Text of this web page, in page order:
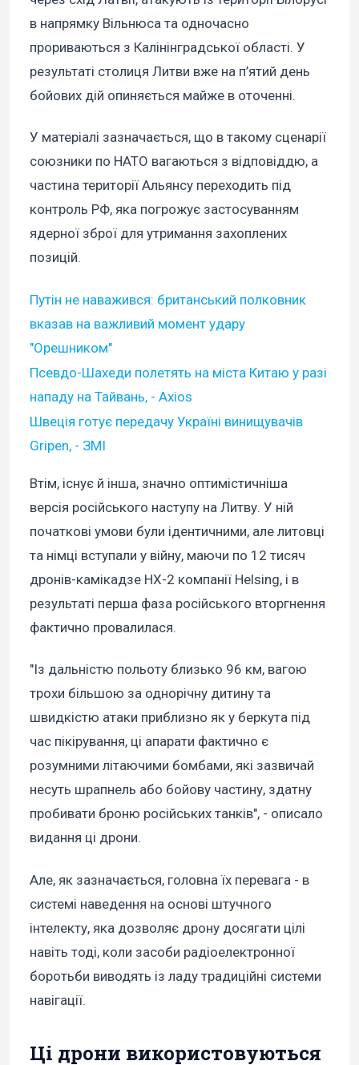
в напрямку Вільнюса та одночасно
прориваються з Калінінградської області. У
результаті столиця Литви вже на п’ятий день
бойових дій опиняється майже в оточенні.
У матеріалі зазначається, що в такому сценарії
союзники по НАТО вагаються з відповіддю, а
частина території Альянсу переходить під
контроль РФ, яка погрожує застосуванням
ядерної зброї для утримання захоплених
позицій.
Путін не наважився: британський полковник
вказав на важливий момент удару
"Орешником"
Псевдо-Шахеди полетять на міста Китаю у разі
нападу на Тайвань, - Аxios
Швеція готує передачу Україні винищувачів
Gripen, - ЗМІ
Втім, існує й інша, значно оптимістичніша
версія російського наступу на Литву. У ній
початкові умови були ідентичними, але литовці
та німці вступали у війну, маючи по 12 тисяч
дронів-камікадзе HX-2 компанії Helsing, і в
результаті перша фаза російського вторгнення
фактично провалилася.
"Із дальністю польоту близько 96 км, вагою
трохи більшою за однорічну дитину та
швидкістю атаки приблизно як у беркута під
час пікірування, ці апарати фактично є
розумними літаючими бомбами, які зазвичай
несуть шрапнель або бойову частину, здатну
пробивати броню російських танків", - описало
видання ці дрони.
Але, як зазначається, головна їх перевага - в
системі наведення на основі штучного
інтелекту, яка дозволяє дрону досягати цілі
навіть тоді, коли засоби радіоелектронної
боротьби виводять із ладу традиційні системи
навігації.
Ці дрони використовуються